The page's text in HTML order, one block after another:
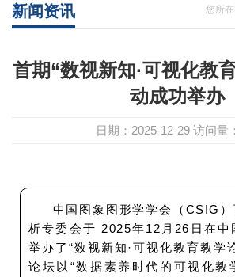
您所在
新闻资讯
首期“数视新知·可视化教
动成功举办
日期：2025-12-29 访问量：
中国图象图形学学会（CSIG
析专委会于 2025年12月26日在中
举办了“数视新知·可视化教育教学
论坛以“数据素养时代的可视化教